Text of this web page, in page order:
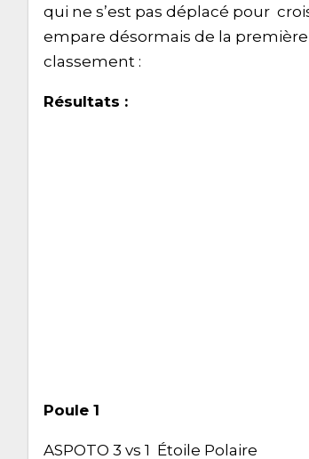
qui ne s’est pas déplacé pour
empare désormais de la
classement :
Résultats :
Poule 1
ASPOTO 3 vs 1 Étoile Polaire